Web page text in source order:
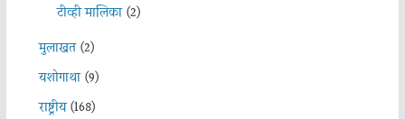
टीव्ही मालिका(2)
मुलाखत(2)
यशोगाथा(9)
राष्ट्रीय(168)